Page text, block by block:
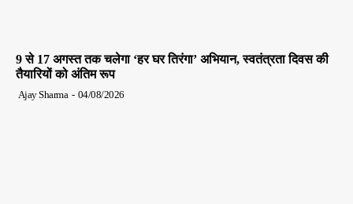
9 से 17 अगस्त तक चलेगा ‘हर घर तिरंगा’ अभियान, स्वतंत्रता दिवस की
तैयारियों को अंतिम रूप
Ajay Sharma - 04/08/2026